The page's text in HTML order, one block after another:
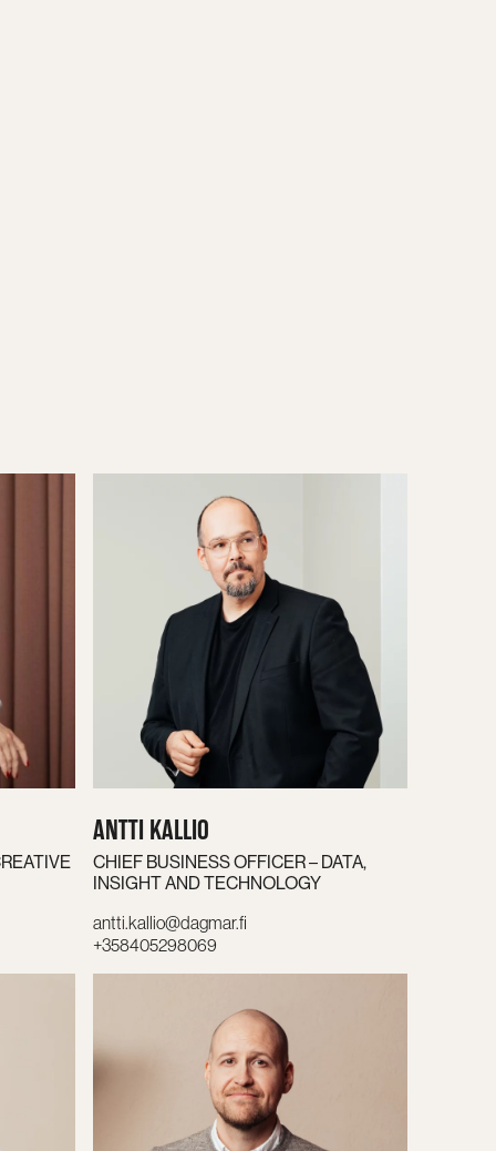
ANTTI KALLIO
CHIEF BUSINESS OFFICER – DATA,
INSIGHT AND TECHNOLOGY
antti.kallio@dagmar.fi
+358405298069